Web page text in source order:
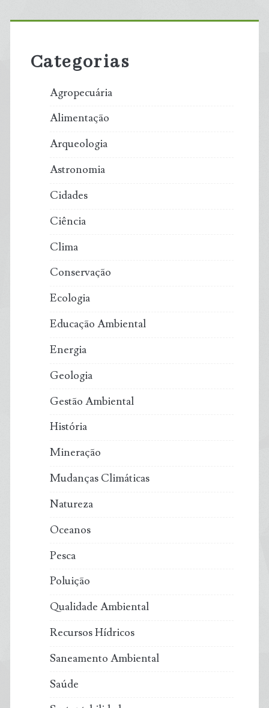
Primary
Sidebar
Categorias
Agropecuária
Alimentação
Arqueologia
Astronomia
Cidades
Ciência
Clima
Conservação
Ecologia
Educação Ambiental
Energia
Geologia
Gestão Ambiental
História
Mineração
Mudanças Climáticas
Natureza
Oceanos
Pesca
Poluição
Qualidade Ambiental
Recursos Hídricos
Saneamento Ambiental
Saúde